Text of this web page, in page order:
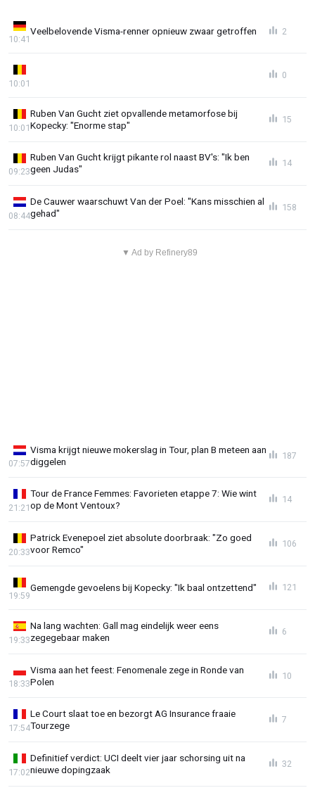
Veelbelovende Visma-renner opnieuw zwaar getroffen
10:41
2
10:01
0
Ruben Van Gucht ziet opvallende metamorfose bij
Kopecky: "Enorme stap"
10:01
15
Ruben Van Gucht krijgt pikante rol naast BV's: "Ik ben
geen Judas"
09:23
14
De Cauwer waarschuwt Van der Poel: "Kans misschien al
gehad"
08:44
158
▼ Ad by Refinery89
Visma krijgt nieuwe mokerslag in Tour, plan B meteen aan
diggelen
07:57
187
Tour de France Femmes: Favorieten etappe 7: Wie wint
op de Mont Ventoux?
21:21
14
Patrick Evenepoel ziet absolute doorbraak: "Zo goed
voor Remco"
20:33
106
Gemengde gevoelens bij Kopecky: "Ik baal ontzettend"
19:59
121
Na lang wachten: Gall mag eindelijk weer eens
zegegebaar maken
19:33
6
Visma aan het feest: Fenomenale zege in Ronde van
Polen
18:33
10
Le Court slaat toe en bezorgt AG Insurance fraaie
Tourzege
17:54
7
Definitief verdict: UCI deelt vier jaar schorsing uit na
nieuwe dopingzaak
17:02
32